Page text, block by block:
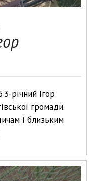
річний Ігор
громади.
і близьким